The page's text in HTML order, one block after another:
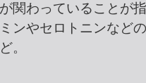
関わっていることが
ンやセロトニンなど
。